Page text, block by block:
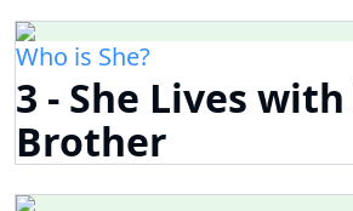
Who is She?
3 - She Lives
Brother